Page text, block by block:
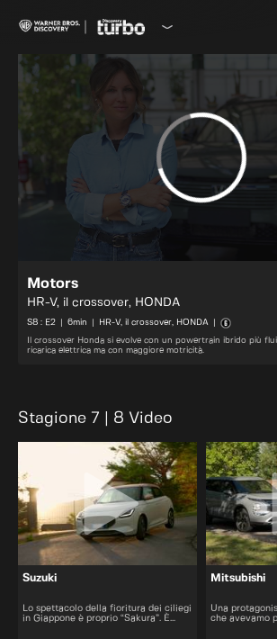
Motors
HR-V, il crossover, HONDA
S8 : E2 | 6min | HR-V, il crossover, HONDA |
Il crossover Honda si evolve con un powertrain ibrido più
ricarica elettrica ma con maggiore motricità.
Stagione 7 | 8 Video
Suzuki
Lo spettacolo della fioritura dei ciliegi
in Giappone è proprio “Sakura”. È
Mitsubishi
Una
che avevamo